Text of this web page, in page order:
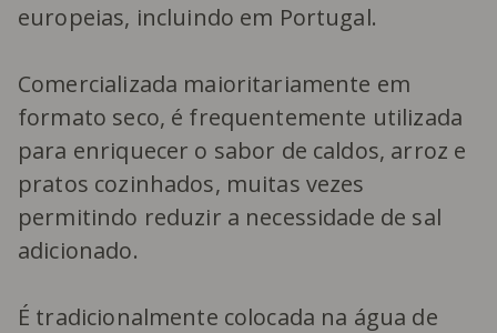
europeias, incluindo em Portugal.
Comercializada maioritariamente em
formato seco, é frequentemente utilizada
para enriquecer o sabor de caldos, arroz e
pratos cozinhados, muitas vezes
permitindo reduzir a necessidade de sal
adicionado.
É tradicionalmente colocada na água de